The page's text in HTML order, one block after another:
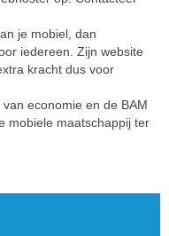
je mobiel, dan
iedereen. Zijn website
kracht dus voor
economie en de BAM
mobiele maatschappij ter